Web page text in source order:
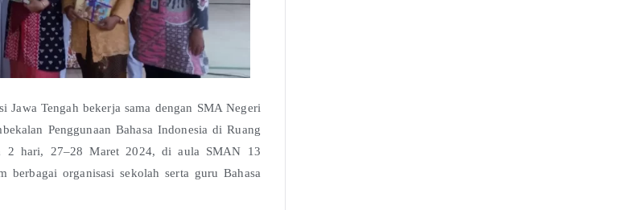
Tengah bekerja sama dengan SMA Negeri
Penggunaan Bahasa Indonesia di Ruang
2 hari, 27–28 Maret 2024, di aula SMAN 13
berbagai organisasi sekolah serta guru Bahasa